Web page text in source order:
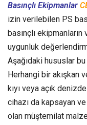
Basınçlı Ekipmanlar
izin verilebilen PS
basınçlı
uygunluk
Aşağıdaki hususlar bu
Herhangi bir
kıyı veya açık
cihazı da kapsayan
olan müştemilat